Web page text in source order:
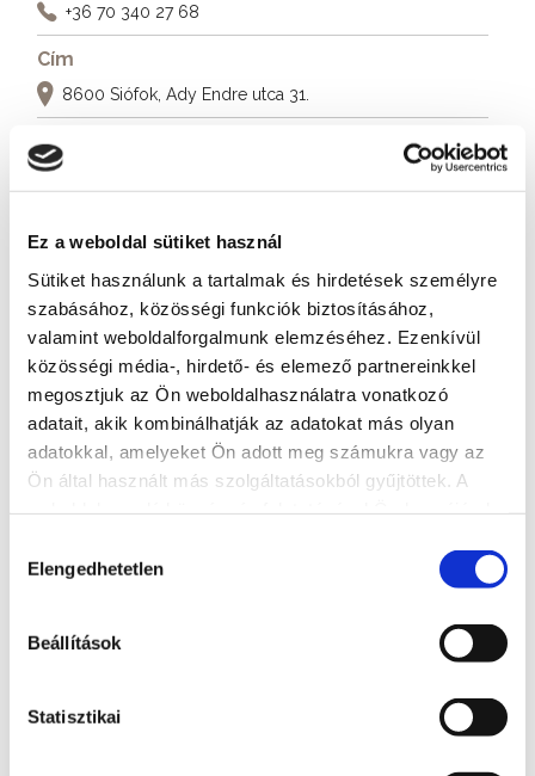
Ez a weboldal sütiket használ
Sütiket használunk a tartalmak és hirdetések személyre
szabásához, közösségi funkciók biztosításához,
valamint weboldalforgalmunk elemzéséhez. Ezenkívül
közösségi média-, hirdető- és elemező partnereinkkel
megosztjuk az Ön weboldalhasználatra vonatkozó
adatait, akik kombinálhatják az adatokat más olyan
adatokkal, amelyeket Ön adott meg számukra vagy az
Ön által használt más szolgáltatásokból gyűjtöttek. A
kiválasztása
Elengedhetetlen
Beállítások
Statisztikai
+36 70 340 27 68
Cím
8600 Siófok, Ady Endre utca 31.
További szálláshelyek
Aranypart kemping
8600, Siófok, Szent László utca 185.
reservation@aranypartcamping.hu